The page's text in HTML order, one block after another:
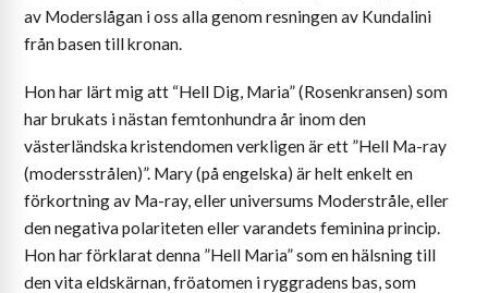
av Moderslågan i oss alla genom resningen av Kundalini
från basen till kronan.
Hon har lärt mig att “Hell Dig, Maria” (Rosenkransen) som
har brukats i nästan femtonhundra år inom den
västerländska kristendomen verkligen är ett ”Hell Ma-ray
(modersstrålen)”. Mary (på engelska) är helt enkelt en
förkortning av Ma-ray, eller universums Moderstråle, eller
den negativa polariteten eller varandets feminina princip.
Hon har förklarat denna ”Hell Maria” som en hälsning till
den vita eldskärnan, fröatomen i ryggradens bas, som